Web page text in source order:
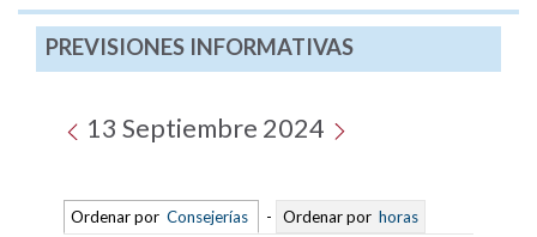
PREVISIONES INFORMATIVAS
13 Septiembre 2024
Ordenar por Consejerías - Ordenar por horas